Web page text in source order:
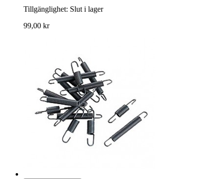
Tillgänglighet: Slut i lager
99,00 kr